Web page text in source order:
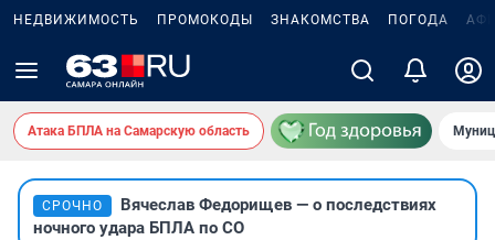
НЕДВИЖИМОСТЬ ПРОМОКОДЫ ЗНАКОМСТВА ПОГОДА
Атака БПЛА на Самарскую область
СРОЧНО
Вячеслав Федорищев — о последствиях
ночного удара БПЛА по СО